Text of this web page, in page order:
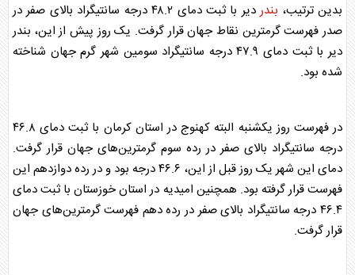
بدین ترتیب، بندر
دیر با ثبت دمای ۴۸.۲ درجه سانتیگراد بالای صفر در
صدر فهرست گرمترین نقاط جهان قرار گرفت. یک روز پیش از این، بندر
دیر با ثبت دمای ۴۷.۹ درجه سانتیگراد سومین شهر گرم جهان شناخته
شده بود.
در فهرست روز یکشنبه البته کهنوج در استان کرمان با ثبت دمای ۴۶.۸
درجه سانتیگراد بالای صفر در رده سوم گرمترین‌های جهان قرار گرفت.
دمای این شهر یک روز قبل از این، ۴۶.۶ درجه بود و در رده دوازدهم این
فهرست قرار گرفته بود. همچنین امیدیه در استان خوزستان با ثبت دمای
۴۶.۴ درجه سانتیگراد بالای صفر در رده دهم فهرست گرمترین‌های جهان
قرار گرفت.